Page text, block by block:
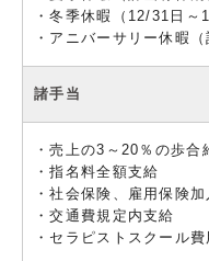
・冬季休暇（12/31日～
・アニバーサリー休暇（
諸手当
・売上の3～20％の歩合
・指名料全額支給
・社会保険、雇用保険加
・交通費規定内支給
・セラピストスクール